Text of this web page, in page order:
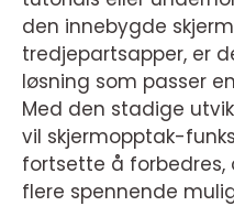
den innebygde
tredjepartsapper, er
løsning som passer
Med den stadige
vil skjermopptak-
fortsette å forbedres,
flere spennende